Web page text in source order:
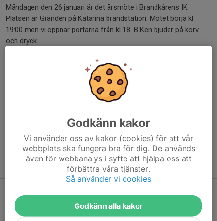
Måndagen den 26 januari är det årsmöte i Brandkårens IK.
Platsen är Gränden på Katarina brandstation. Mötet börja kl
19:00 men vi öppnar portarna från kl 18. BIKen bjuder på korv
och dryck.
Alla medlemmar är varmt välkomna!
Tidigare nyheter
Ryder cup
8 jul, 11:01 0
Godkänn kakor
Vi använder oss av kakor (cookies) för att vår
webbplats ska fungera bra för dig. De används
även för webbanalys i syfte att hjälpa oss att
förbättra våra tjänster.
Så använder vi cookies
Godkänn alla kakor